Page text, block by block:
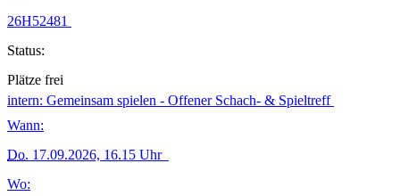
26H52481
Status:
Plätze frei
intern: Gemeinsam spielen - Offener Schach- & Spieltreff
Wann:
Do. 17.09.2026, 16.15 Uhr
Wo: